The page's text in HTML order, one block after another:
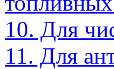
10. Для
11. Для